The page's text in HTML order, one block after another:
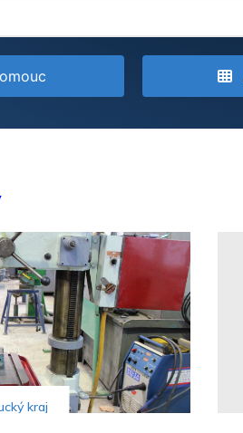
rameni Moravy
přijímá žádosti
s vylepšenými trasami pro bikery
táhnou
léto poprvé v Letňáku
Boleslaví
kraj